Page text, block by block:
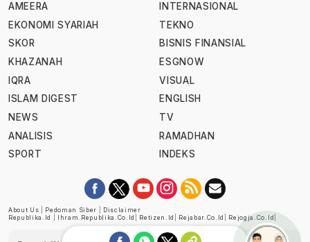
AMEERA
EKONOMI SYARIAH
SKOR
KHAZANAH
IQRA
ISLAM DIGEST
NEWS
ANALISIS
SPORT
INTERNASIONAL
TEKNO
BISNIS FINANSIAL
ESGNOW
VISUAL
ENGLISH
TV
RAMADHAN
INDEKS
About Us Pedoman Siber
Disclaimer
Republika.id
Ihram.republika.co.id Retizen.id Rejabar.co.id Rejogja.co.id